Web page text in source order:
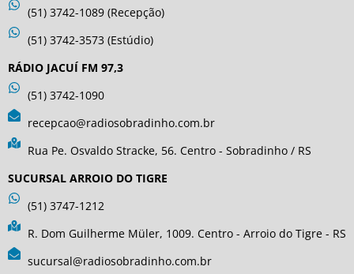
(51) 3742-1089 (Recepção)
(51) 3742-3573 (Estúdio)
RÁDIO JACUÍ FM 97,3
(51) 3742-1090
recepcao@radiosobradinho.com.br
Rua Pe. Osvaldo Stracke, 56. Centro - Sobradinho / RS
SUCURSAL ARROIO DO TIGRE
(51) 3747-1212
R. Dom Guilherme Müler, 1009. Centro - Arroio do Tigre - RS
sucursal@radiosobradinho.com.br